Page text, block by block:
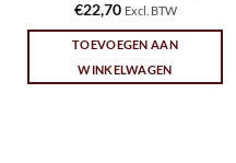
€22,70 Excl. BTW
TOEVOEGEN AAN
WINKELWAGEN